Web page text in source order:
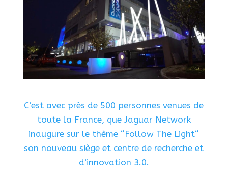
C’est avec près de 500 personnes venues de
toute la France, que Jaguar Network
inaugure sur le thème “Follow The Light“
son nouveau siège et centre de recherche et
d’innovation 3.0.